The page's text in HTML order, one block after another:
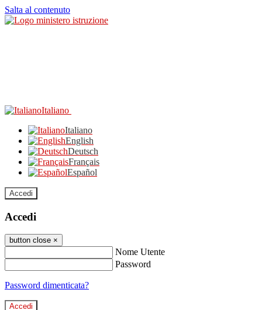
Salta al contenuto
Italiano
Italiano
English
Deutsch
Français
Español
Accedi
Accedi
button close ×
Nome Utente
Password
Password dimenticata?